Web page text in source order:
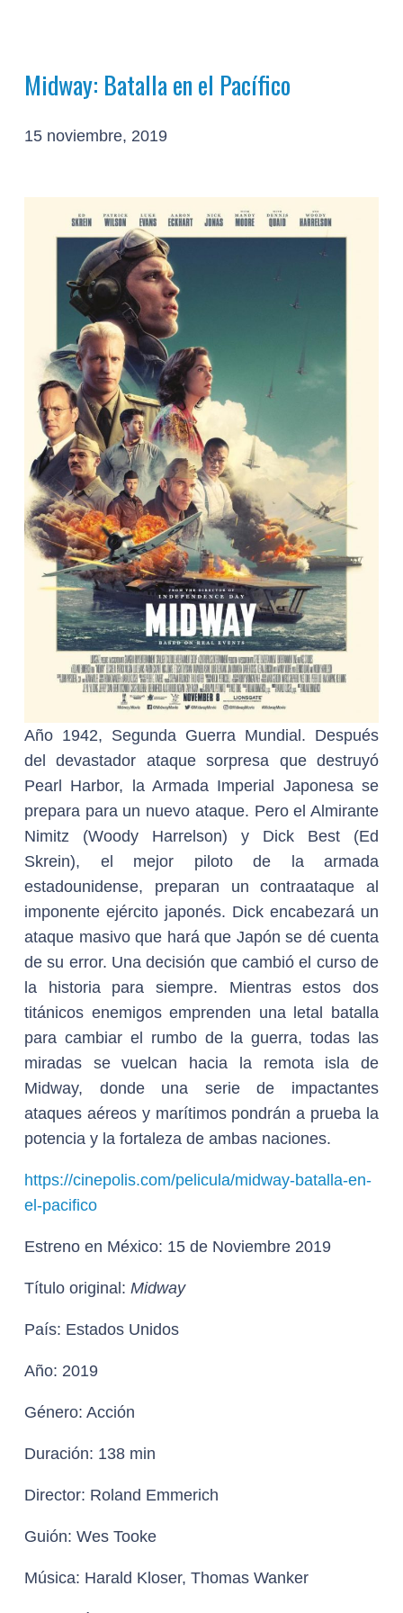
Midway: Batalla en el Pacífico
15 noviembre, 2019
Año 1942, Segunda Guerra Mundial. Después
del devastador ataque sorpresa que destruyó
Pearl Harbor, la Armada Imperial Japonesa se
prepara para un nuevo ataque. Pero el Almirante
Nimitz (Woody Harrelson) y Dick Best (Ed
Skrein), el mejor piloto de la armada
estadounidense, preparan un contraataque al
imponente ejército japonés. Dick encabezará un
ataque masivo que hará que Japón se dé cuenta
de su error. Una decisión que cambió el curso de
la historia para siempre. Mientras estos dos
titánicos enemigos emprenden una letal batalla
para cambiar el rumbo de la guerra, todas las
miradas se vuelcan hacia la remota isla de
Midway, donde una serie de impactantes
ataques aéreos y marítimos pondrán a prueba la
potencia y la fortaleza de ambas naciones.
https://cinepolis.com/pelicula/midway-batalla-en-
el-pacifico
Estreno en México: 15 de Noviembre 2019
Título original: Midway
País: Estados Unidos
Año: 2019
Género: Acción
Duración: 138 min
Director: Roland Emmerich
Guión: Wes Tooke
Música: Harald Kloser, Thomas Wanker